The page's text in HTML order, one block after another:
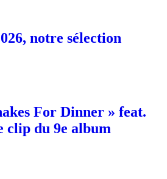
notre sélection
For Dinner » feat.
clip du 9e album